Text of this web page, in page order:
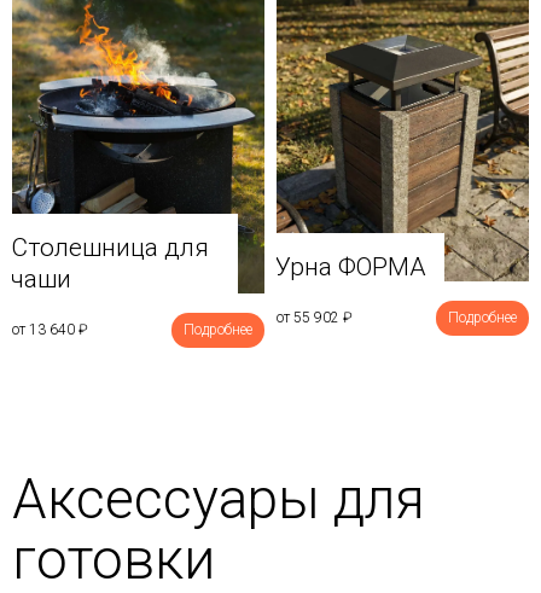
Столешница для
чаши
от 13 640 ₽ Подробнее
Урна ФОРМА
от 55 902 ₽ Подробнее
Аксессуары для
готовки